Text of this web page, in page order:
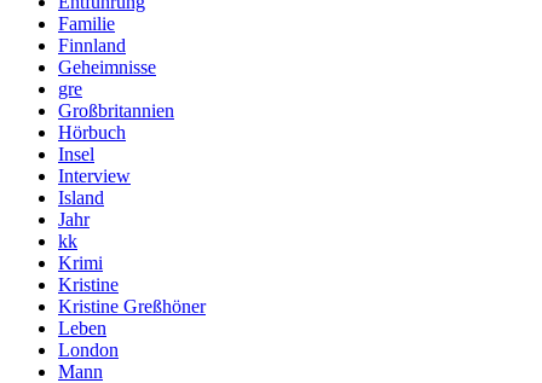
Familie
Finnland
Geheimnisse
gre
Großbritannien
Hörbuch
Insel
Interview
Island
Jahr
kk
Krimi
Kristine
Kristine Greßhöner
Leben
London
Mann